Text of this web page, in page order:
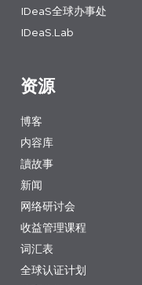
IDeaS全球办事处
IDeaS.Lab
资源
博客
内容库
讀故事
新闻
网络研讨会
收益管理课程
词汇表
全球认证计划